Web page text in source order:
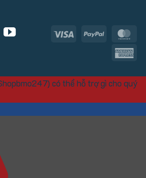
Visa PayPal
có thể hỗ trợ gì cho quý